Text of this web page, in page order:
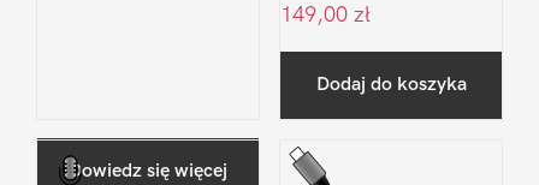
Dowiedz się więcej
149,00 zł
Dodaj do koszyka